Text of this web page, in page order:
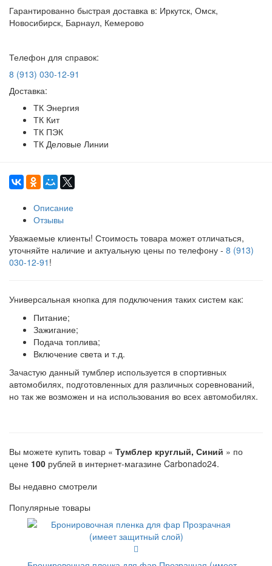
Гарантированно быстрая доставка в: Иркутск, Омск,
Новосибирск, Барнаул, Кемерово
Телефон для справок:
8 (913) 030-12-91
Доставка:
ТК Энергия
ТК Кит
ТК ПЭК
ТК Деловые Линии
Описание
Отзывы
Уважаемые клиенты! Стоимость товара может отличаться,
уточняйте наличие и актуальную цены по телефону - 8 (913)
030-12-91 !
Универсальная кнопка для подключения таких систем как:
Питание;
Зажигание;
Подача топлива;
Включение света и т.д.
Зачастую данный тумблер используется в спортивных
автомобилях, подготовленных для различных соревнований,
но так же возможен и на использования во всех автомобилях.
Вы можете купить товар « Тумблер круглый, Синий » по
цене 100 рублей в интернет-магазине Carbonado24.
Вы недавно смотрели
Популярные товары